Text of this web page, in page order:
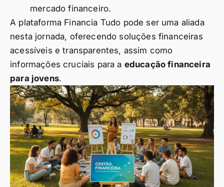
mercado financeiro.
A plataforma Financia Tudo pode ser uma aliada
nesta jornada, oferecendo soluções financeiras
acessíveis e transparentes, assim como
informações cruciais para a educação financeira
para jovens.